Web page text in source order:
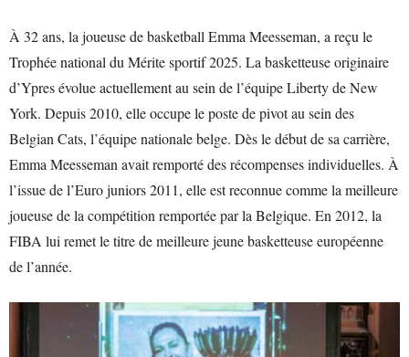
À 32 ans, la joueuse de basketball Emma Meesseman, a reçu le
Trophée national du Mérite sportif 2025. La basketteuse originaire
d’Ypres évolue actuellement au sein de l’équipe Liberty de New
York. Depuis 2010, elle occupe le poste de pivot au sein des
Belgian Cats, l’équipe nationale belge. Dès le début de sa carrière,
Emma Meesseman avait remporté des récompenses individuelles. À
l’issue de l’Euro juniors 2011, elle est reconnue comme la meilleure
joueuse de la compétition remportée par la Belgique. En 2012, la
FIBA lui remet le titre de meilleure jeune basketteuse européenne
de l’année.